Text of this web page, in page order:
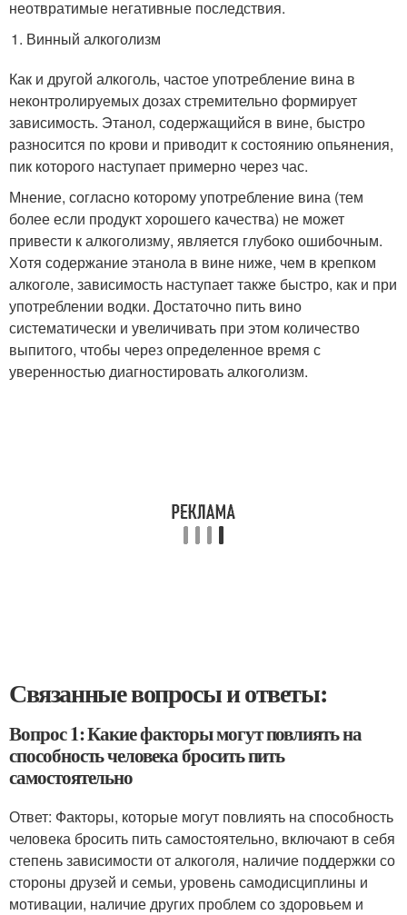
неотвратимые негативные последствия.
Винный алкоголизм
Как и другой алкоголь, частое употребление вина в
неконтролируемых дозах стремительно формирует
зависимость. Этанол, содержащийся в вине, быстро
разносится по крови и приводит к состоянию опьянения,
пик которого наступает примерно через час.
Мнение, согласно которому употребление вина (тем
более если продукт хорошего качества) не может
привести к алкоголизму, является глубоко ошибочным.
Хотя содержание этанола в вине ниже, чем в крепком
алкоголе, зависимость наступает также быстро, как и при
употреблении водки. Достаточно пить вино
систематически и увеличивать при этом количество
выпитого, чтобы через определенное время с
уверенностью диагностировать алкоголизм.
Связанные вопросы и ответы:
Вопрос 1: Какие факторы могут повлиять на
способность человека бросить пить
самостоятельно
Ответ: Факторы, которые могут повлиять на способность
человека бросить пить самостоятельно, включают в себя
степень зависимости от алкоголя, наличие поддержки со
стороны друзей и семьи, уровень самодисциплины и
мотивации, наличие других проблем со здоровьем и